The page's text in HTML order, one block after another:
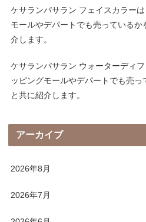
ケサランパサラン フェイスカラー
モールやデパートでも売っている
介します。
ケサランパサラン ウォーターディ
ッピングモールやデパートでも売
と共に紹介します。
アーカイブ
2026年8月
2026年7月